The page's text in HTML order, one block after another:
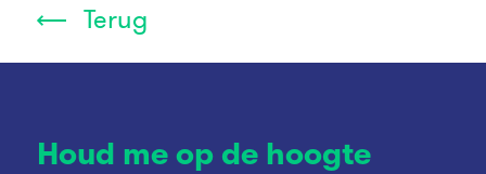
Terug
Houd me op de hoogte